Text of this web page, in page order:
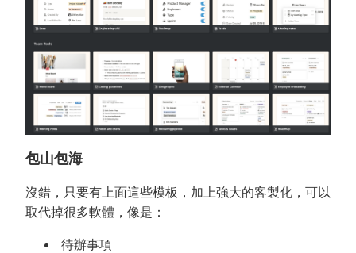
包山包海
沒錯，只要有上面這些模板，加上強大的客製化，可以
取代掉很多軟體，像是：
待辦事項